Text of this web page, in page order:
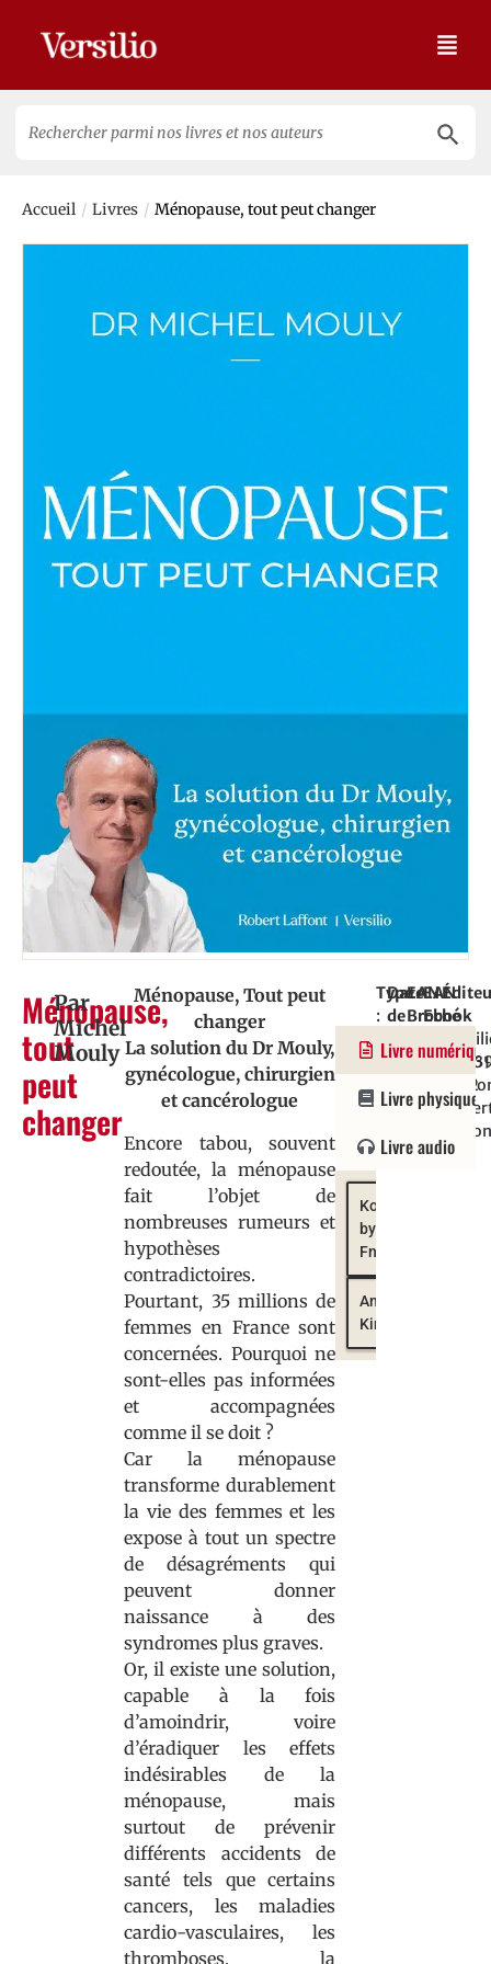
for:
Accueil / Livres / Ménopause, tout peut changer
Ménopause,
tout
peut
changer
Par
Michel
Mouly
Ménopause, Tout peut
changer
La solution du Dr Mouly,
gynécologue, chirurgien
et cancérologue
Encore tabou, souvent
redoutée, la ménopause
fait l’objet de
nombreuses rumeurs et
hypothèses
contradictoires.
Pourtant, 35 millions de
femmes en France sont
concernées. Pourquoi ne
sont-elles pas informées
et accompagnées
comme il se doit ?
Car la ménopause
transforme durablement
la vie des femmes et les
expose à tout un spectre
de désagréments qui
peuvent donner
naissance à des
syndromes plus graves.
Or, il existe une solution,
capable à la fois
d’amoindrir, voire
d’éradiquer les effets
indésirables de la
ménopause, mais
surtout de prévenir
différents accidents de
santé tels que certains
cancers, les maladies
cardio-vasculaires, les
thromboses, la
Livre numérique
Livre physique
Livre audio
Kobo
by
Fnac
Amazon
Kindle
Type
:
Document
Date
de
parution
:
20/10/2022
EAN
Broché
EAN
Ebook
:
/